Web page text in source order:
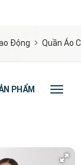
Động Quần Áo
PHẨM TIN TỨC